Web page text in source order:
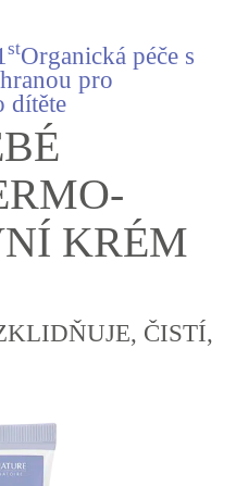
stOrganická péče s
pro
dítěte
KRÉM
ČISTÍ,